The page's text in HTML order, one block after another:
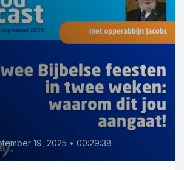
19, 2025 • 00:29:38